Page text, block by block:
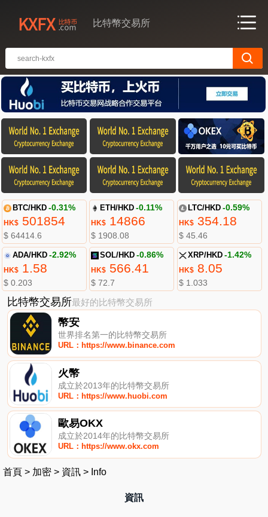
比特幣交易所
BTC/HKD -0.31%
HK$501854
$ 64414.6
ETH/HKD -0.11%
HK$ 14866
$ 1908.08
LTC/HKD -0.59%
HK$354.18
$ 45.46
ADA/HKD -2.92%
HK$1.58
$ 0.203
SOL/HKD -0.86%
HK$ 566.41
$ 72.7
XRP/HKD -1.42%
HK$8.05
$ 1.033
比特幣交易所最好的比特幣交易所
幣安
世界排名第一的比特幣交易所
URL：https://www.binance.com
火幣
成立於2013年的比特幣交易所
URL：https://www.huobi.com
歐易OKX
成立於2014年的比特幣交易所
URL：https://www.okx.com
首頁 > 加密 > 資訊 > Info
資訊